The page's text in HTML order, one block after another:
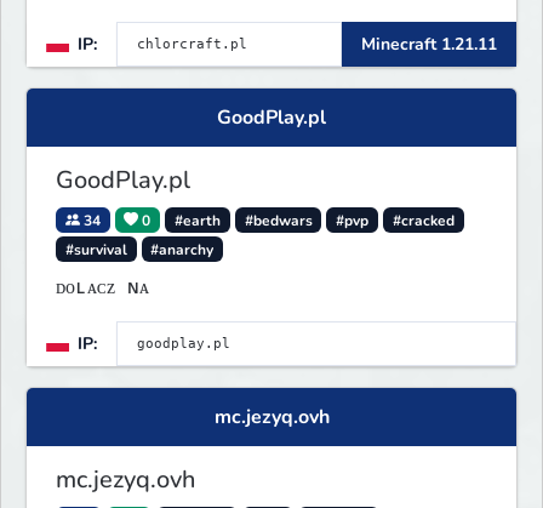
economy currency — by playing,
voting, and dominating.
IP: Minecraft 1.21.11
GoodPlay.pl
GoodPlay.pl
34 0 #earth #bedwars #pvp
#cracked
#survival
#anarchy
ᴅᴏʟᴀᴄᴢ ɴᴀ
IP:
mc.jezyq.ovh
mc.jezyq.ovh